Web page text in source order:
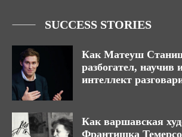
SUCCESS STORIES
Как Матеуш
разбогател, научив
интеллект
Как варшавская
Франтишка